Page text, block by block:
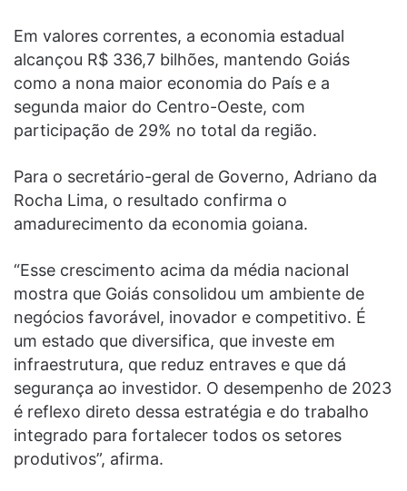
Em valores correntes, a economia estadual
alcançou R$ 336,7 bilhões, mantendo Goiás
como a nona maior economia do País e a
segunda maior do Centro-Oeste, com
participação de 29% no total da região.
Para o secretário-geral de Governo, Adriano da
Rocha Lima, o resultado confirma o
amadurecimento da economia goiana.
“Esse crescimento acima da média nacional
mostra que Goiás consolidou um ambiente de
negócios favorável, inovador e competitivo. É
um estado que diversifica, que investe em
infraestrutura, que reduz entraves e que dá
segurança ao investidor. O desempenho de 2023
é reflexo direto dessa estratégia e do trabalho
integrado para fortalecer todos os setores
produtivos”, afirma.